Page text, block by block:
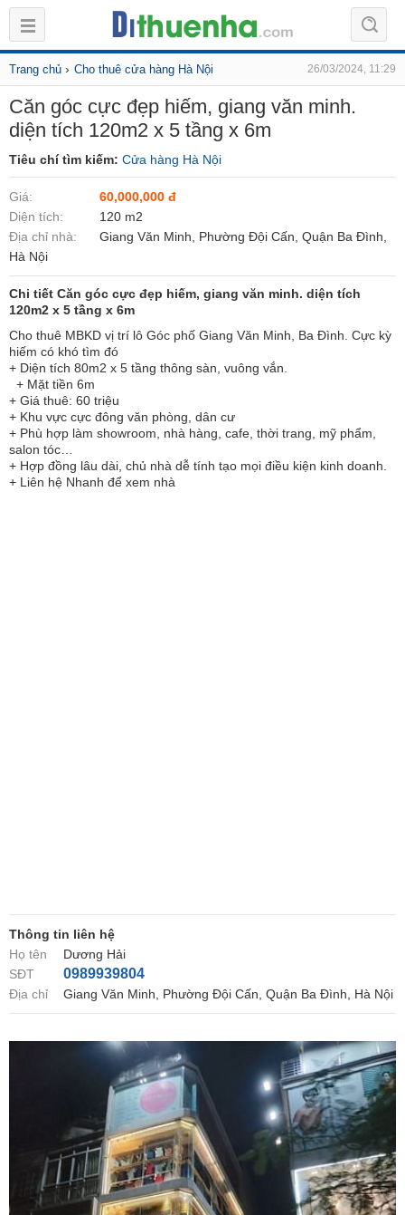
Trang chủ › Cho thuê cửa hàng Hà Nội 26/03/2024, 11:29
Căn góc cực đẹp hiếm, giang văn minh.
diện tích 120m2 x 5 tầng x 6m
Tiêu chí tìm kiếm: Cửa hàng Hà Nội
Giá:
60,000,000 đ
Diện tích:
120 m2
Địa chỉ nhà:
Giang Văn Minh, Phường Đội Cấn, Quận Ba Đình,
Hà Nội
Chi tiết Căn góc cực đẹp hiếm, giang văn minh. diện tích
120m2 x 5 tầng x 6m
Cho thuê MBKD vị trí lô Góc phố Giang Văn Minh, Ba Đình. Cực kỳ
hiếm có khó tìm đó
+ Diện tích 80m2 x 5 tầng thông sàn, vuông vắn.
+ Mặt tiền 6m
+ Giá thuê: 60 triệu
+ Khu vực cực đông văn phòng, dân cư
+ Phù hợp làm showroom, nhà hàng, cafe, thời trang, mỹ phẩm,
salon tóc…
+ Hợp đồng lâu dài, chủ nhà dễ tính tạo mọi điều kiện kinh doanh.
+ Liên hệ Nhanh để xem nhà
Thông tin liên hệ
Họ tên
Dương Hải
SĐT
0989939804
Địa chỉ Giang Văn Minh, Phường Đội Cấn, Quận Ba Đình, Hà Nội